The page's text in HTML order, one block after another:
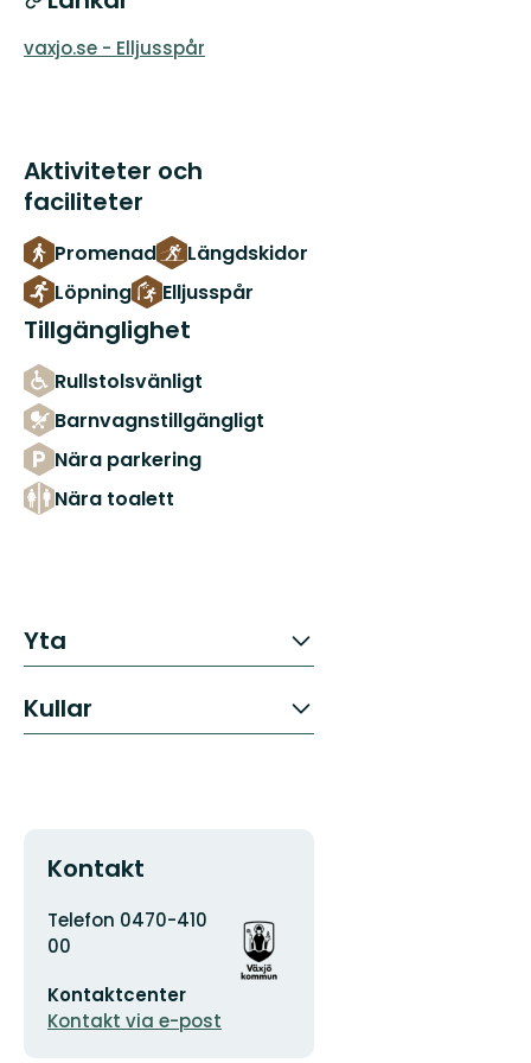
vaxjo.se - Elljusspår
Aktiviteter och
faciliteter
Promenad
Längdskidor
Löpning
Elljusspår
Tillgänglighet
Rullstolsvänligt
Barnvagnstillgängligt
Nära parkering
Nära toalett
Yta
Kullar
Kontakt
Adress
Telefon 0470-410
00
postadress
Kontaktcenter
Kontakt via e-post
Organisationens
logotyp